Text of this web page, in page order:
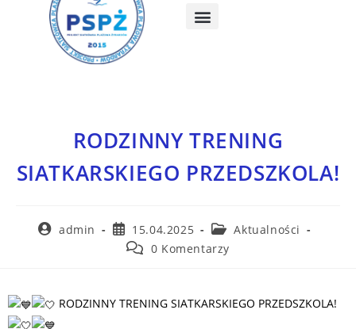
RODZINNY TRENING
SIATKARSKIEGO PRZEDSZKOLA!
admin 15.04.2025
Aktualności
0 Komentarzy
RODZINNY TRENING SIATKARSKIEGO PRZEDSZKOLA!